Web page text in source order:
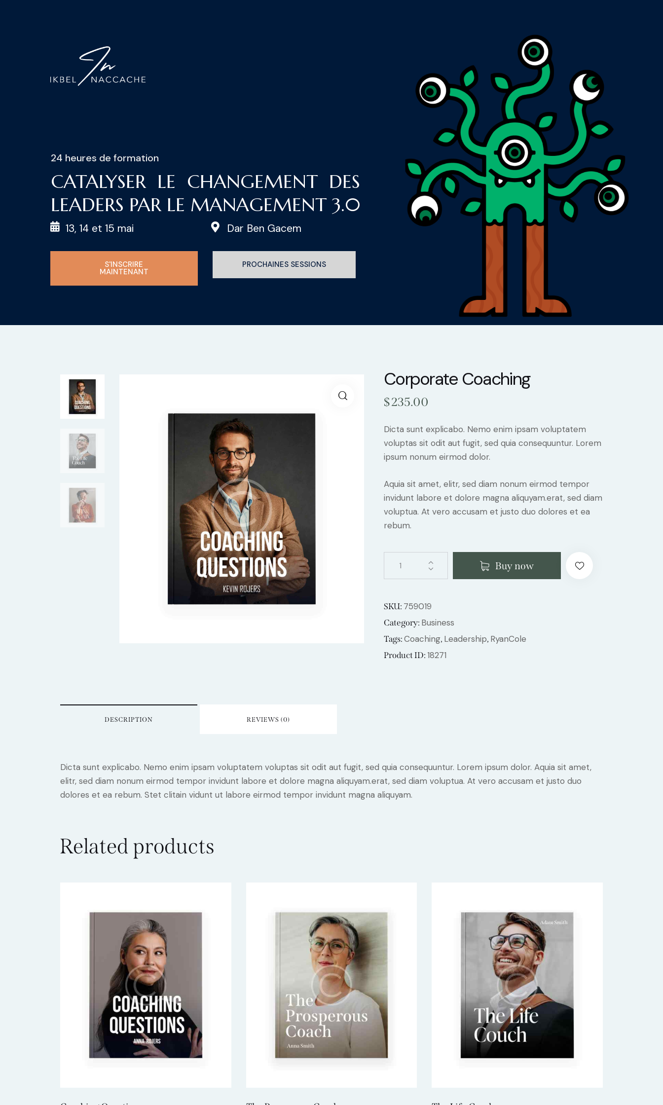
24 heures de formation
CATALYSER LE CHANGEMENT DES
LEADERS PAR LE MANAGEMENT 3.0
13, 14 et 15 mai Dar Ben Gacem
S'INSCRIRE
MAINTENANT
PROCHAINES SESSIONS
Corporate Coaching
$235.00
Dicta sunt explicabo. Nemo enim ipsam voluptatem
voluptas sit odit aut fugit, sed quia consequuntur. Lorem
ipsum nonum eirmod dolor.
Aquia sit amet, elitr, sed diam nonum eirmod tempor
invidunt labore et dolore magna aliquyam.erat, sed diam
voluptua. At vero accusam et justo duo dolores et ea
rebum.
Buy now
SKU: 759019
Category: Business
Tags:Coaching, Leadership, RyanCole
Product ID:18271
DESCRIPTION REVIEWS (0)
Dicta sunt explicabo. Nemo enim ipsam voluptatem voluptas sit odit aut fugit, sed quia consequuntur. Lorem ipsum dolor. Aquia sit amet,
elitr, sed diam nonum eirmod tempor invidunt labore et dolore magna aliquyam.erat, sed diam voluptua. At vero accusam et justo duo
dolores et ea rebum. Stet clitain vidunt ut labore eirmod tempor invidunt magna aliquyam.
Related products